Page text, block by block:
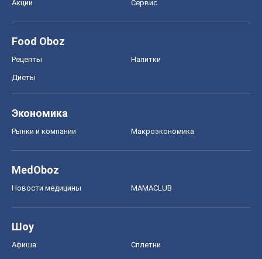
Акции Сервис
Food Oboz
Рецепты Напитки
Диеты
Экономика
Рынки и компании Mакроэкономика
MedOboz
Новости медицины MAMACLUB
Шоу
Афиша Сплетни